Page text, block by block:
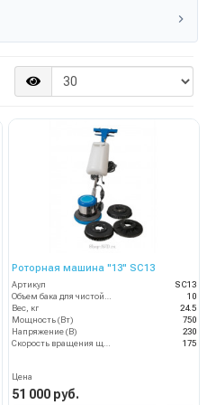
Роторная машина "13" SC13
Артикул
SC13
10
Вес, кг
24.5
Мощность (Вт)
750
Напряжение (В)
230
175
Цена
51 000 руб.